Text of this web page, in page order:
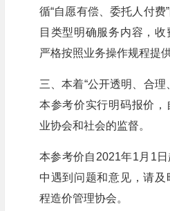
循“自愿有偿、委托人付费
目类型明确服务内容，收
严格按照业务操作规程提
三、本着“公开透明、合理
本参考价实行明码报价
业协会和社会的监督。
本参考价自2021年1月1
中遇到问题和意见，请
程造价管理协会。